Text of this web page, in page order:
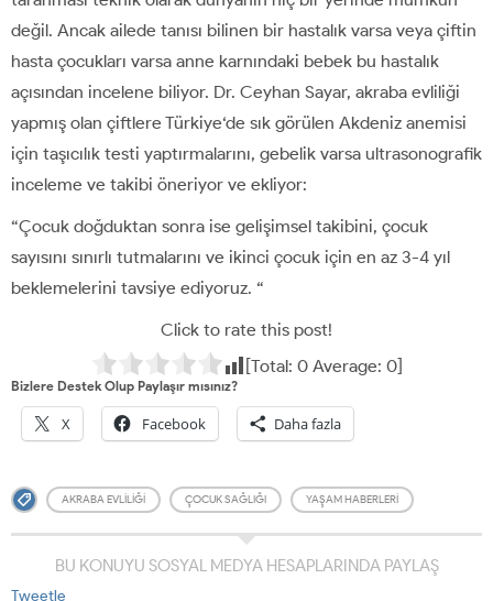
değil. Ancak ailede tanısı bilinen bir hastalık varsa veya çiftin
hasta çocukları varsa anne karnındaki bebek bu hastalık
açısından incelene biliyor. Dr. Ceyhan Sayar, akraba evliliği
yapmış olan çiftlere Türkiye‘de sık görülen Akdeniz anemisi
için taşıcılık testi yaptırmalarını, gebelik varsa ultrasonografik
inceleme ve takibi öneriyor ve ekliyor:
“Çocuk doğduktan sonra ise gelişimsel takibini, çocuk
sayısını sınırlı tutmalarını ve ikinci çocuk için en az 3-4 yıl
beklemelerini tavsiye ediyoruz. “
Click to rate this post!
[Total: 0Average: 0]
Bizlere Destek Olup Paylaşır mısınız?
X Facebook Daha fazla
AKRABA EVLILIĞI ÇOCUK SAĞLIĞI YAŞAM HABERLERI
BU KONUYU SOSYAL MEDYA HESAPLARINDA PAYLAŞ
Tweetle